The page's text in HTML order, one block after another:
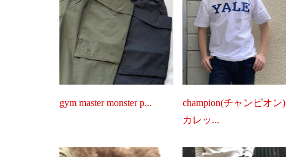
gym master monster p...
champion(チャンピオン)
カレッ...